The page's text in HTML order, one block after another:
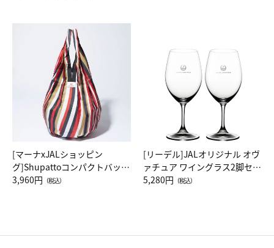
[マーナxJALショッピン
グ]Shupattoコンパクトバッグ
Drop JAL客室乗務員（LC）ス
3,960円 （税込）
[リーデル]JALオリジナル オヴ
ァチュア ワイングラス2脚セッ
ト（レッドワイン）
5,280円 （税込）